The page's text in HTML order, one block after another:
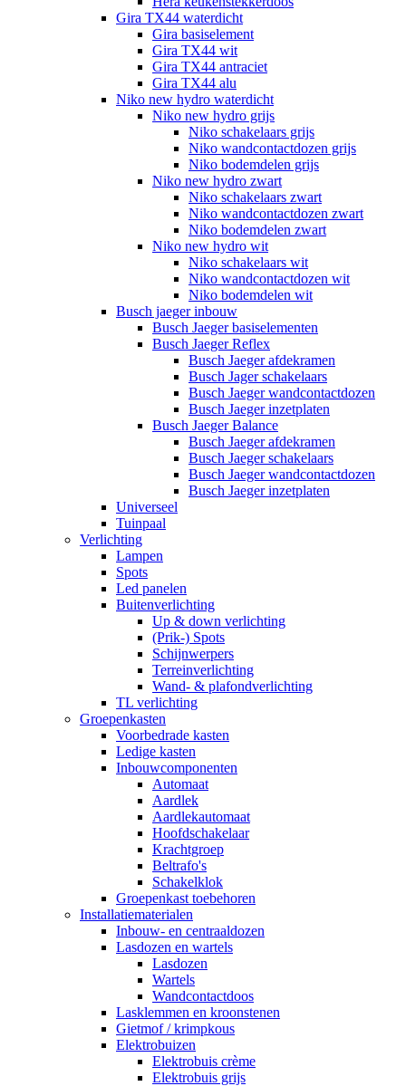
Gira TX44 waterdicht
Gira basiselement
Gira TX44 wit
Gira TX44 antraciet
Gira TX44 alu
Niko new hydro waterdicht
Niko new hydro grijs
Niko schakelaars grijs
Niko wandcontactdozen grijs
Niko bodemdelen grijs
Niko new hydro zwart
Niko schakelaars zwart
Niko wandcontactdozen zwart
Niko bodemdelen zwart
Niko new hydro wit
Niko schakelaars wit
Niko wandcontactdozen wit
Niko bodemdelen wit
Busch jaeger inbouw
Busch Jaeger basiselementen
Busch Jaeger Reflex
Busch Jaeger afdekramen
Busch Jager schakelaars
Busch Jaeger wandcontactdozen
Busch Jaeger inzetplaten
Busch Jaeger Balance
Busch Jaeger afdekramen
Busch Jaeger schakelaars
Busch Jaeger wandcontactdozen
Busch Jaeger inzetplaten
Universeel
Tuinpaal
Verlichting
Lampen
Spots
Led panelen
Buitenverlichting
Up & down verlichting
(Prik-) Spots
Schijnwerpers
Terreinverlichting
Wand- & plafondverlichting
TL verlichting
Groepenkasten
Voorbedrade kasten
Ledige kasten
Inbouwcomponenten
Automaat
Aardlek
Aardlekautomaat
Hoofdschakelaar
Krachtgroep
Beltrafo's
Schakelklok
Groepenkast toebehoren
Installatiematerialen
Inbouw- en centraaldozen
Lasdozen en wartels
Lasdozen
Wartels
Wandcontactdoos
Lasklemmen en kroonstenen
Gietmof / krimpkous
Elektrobuizen
Elektrobuis crème
Elektrobuis grijs